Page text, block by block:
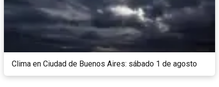
Clima en Ciudad de Buenos Aires: sábado 1 de agosto